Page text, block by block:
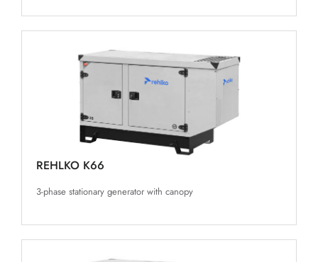
REHLKO K66
3-phase stationary generator with canopy